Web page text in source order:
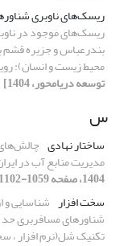
ریسک‌های ناوبری
ریسک‌های موجود در
بندرعباس و جزیره قشم
محیط زیست و انسان):
توسعه دریامحور، 1404]
س
ساختار نهادی
مدیریت منابع آب در
1404، صفحه 1059-1102]
سخت‌ افزار شناسایی و
شناورهای مسافربری
تکنیک شل(نرم افزار ،